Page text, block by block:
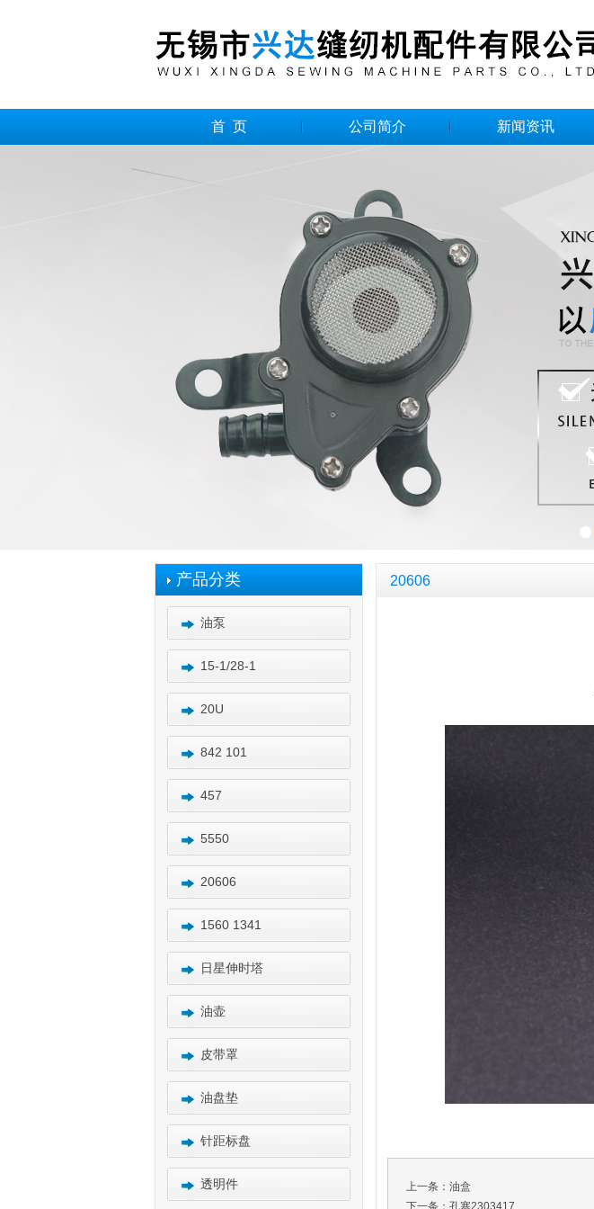
首 页 公司简介 新闻资讯
产品分类
油泵
15-1/28-1
20U
842 101
457
5550
20606
1560 1341
日星伸时塔
油壶
皮带罩
油盘垫
针距标盘
透明件
20606
上一条： 油盒
下一条： 孔塞2303417